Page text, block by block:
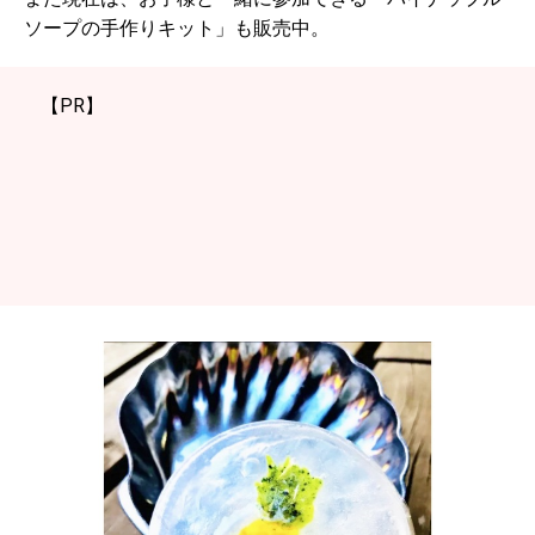
ソープの手作りキット」も販売中。
【PR】